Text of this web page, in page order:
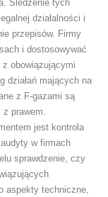
Śledzenie tych
działalności i
przepisów. Firmy
i dostosowywać
obowiązującymi
działań mających na
z F-gazami są
z prawem.
jest kontrola
w firmach
sprawdzenie, czy
aspekty techniczne,